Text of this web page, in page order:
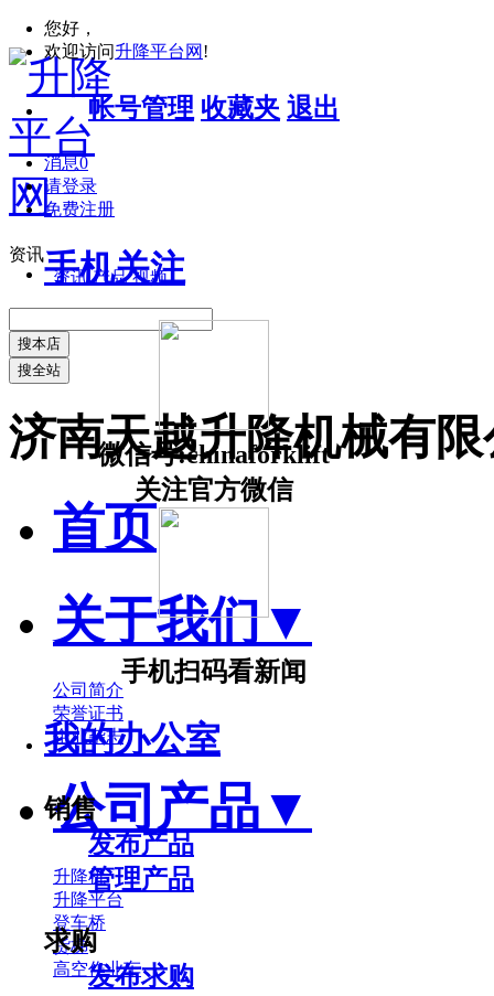
您好，
欢迎访问升降平台网 !
帐号管理 收藏夹 退出
消息0
请登录
免费注册
手机关注
微信号:chinaforklift
关注官方微信
手机扫码看新闻
我的办公室
销售
发布产品
管理产品
求购
发布求购
资讯
资讯 产品 视频
搜本店
搜全站
济南天越升降机械有
首页
关于我们▼
公司简介
荣誉证书
企业杂志
公司产品▼
升降机
升降平台
登车桥
货梯
高空作业车